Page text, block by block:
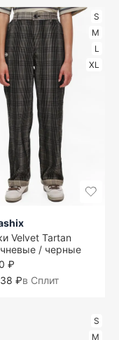
S
M
L
XL
Velvet Tartan
/ черные
₽
₽в Сплит
S
M